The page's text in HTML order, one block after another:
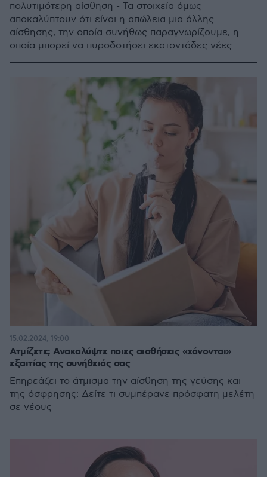
πολυτιμότερη αίσθηση - Τα στοιχεία όμως
αποκαλύπτουν ότι είναι η απώλεια μια άλλης
αίσθησης, την οποία συνήθως παραγνωρίζουμε, η
οποία μπορεί να πυροδοτήσει εκατοντάδες νέες
Ατμίζετε; Ανακαλύψτε ποιες αισθήσεις «χάνονται»
εξαιτίας της συνήθειάς σας
Επηρεάζει το άτμισμα την αίσθηση της γεύσης και
της όσφρησης; Δείτε τι συμπέρανε πρόσφατη μελέτη
σε νέους
15.02.2024, 19:00